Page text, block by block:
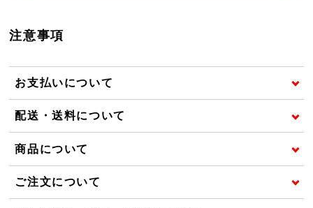
注意事項
お支払いについて
配送・送料について
商品について
ご注文について